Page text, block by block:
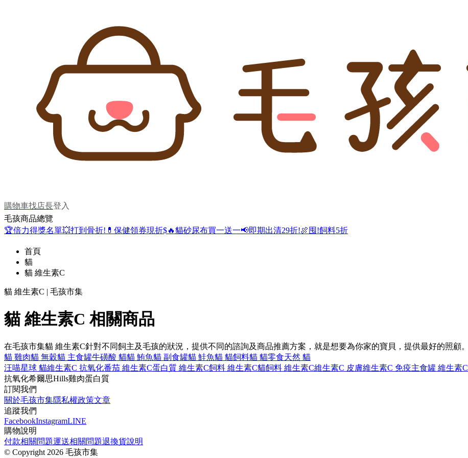
購物車找店長登入
毛孩商品總覽
🏆倍力得獎名單💥打到骨折! 💊保健領券現折$🔥貓砂尿布買一送一📢即期出清29折!🍖囤!飼料5折
首頁
貓
貓 維生素C
貓 維生素C | 毛孩市集
貓 維生素C 相關商品
在毛孩市集貓 維生素C針對不同飼主及毛孩的狀況，提供不同的諮詢及商品推薦方案，就是想要為你家的寶貝，提供最好的照顧。
貓 雞肉貓 無穀貓 主食罐牛磺酸 貓貓 鮪魚貓 副食罐貓 鮭魚貓 貓飼料貓 貓零食天然 貓
汪喵星球 貓維生素C 抗氧化番茄 維生素C蛋白質 維生素C飼料 維生素C貓飼料 維生素C維生素C 皮膚維生素C 免疫主食罐 維生素C
抗氧化希爾思Hills雞肉蛋白質
訂閱我們
關於毛孩市集隱私權政策文章
追蹤我們
FacebookInstagramLINE
購物說明
付款相關問題運送相關問題退換貨說明
© Copyright 2026 毛孩市集